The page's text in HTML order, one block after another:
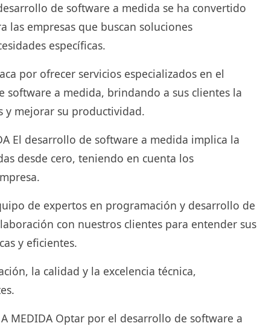
de software a medida se ha convertido
empresas que buscan soluciones
específicas.
por ofrecer servicios especializados en el
software a medida, brindando a sus clientes la
y mejorar su productividad.
El desarrollo de software a medida implica la
desde cero, teniendo en cuenta los
de expertos en programación y desarrollo de
con nuestros clientes para entender sus
y eficientes.
la calidad y la excelencia técnica,
A MEDIDA Optar por el desarrollo de software a